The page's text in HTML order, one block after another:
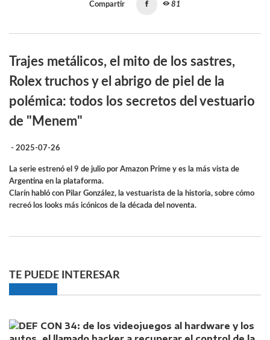
Compartir 81
Trajes metálicos, el mito de los sastres,
Rolex truchos y el abrigo de piel de la
polémica: todos los secretos del vestuario
de "Menem"
- 2025-07-26
La serie estrenó el 9 de julio por Amazon Prime y es la más vista de
Argentina en la plataforma.
Clarín habló con Pilar González, la vestuarista de la historia, sobre cómo
recreó los looks más icónicos de la década del noventa.
TE PUEDE INTERESAR